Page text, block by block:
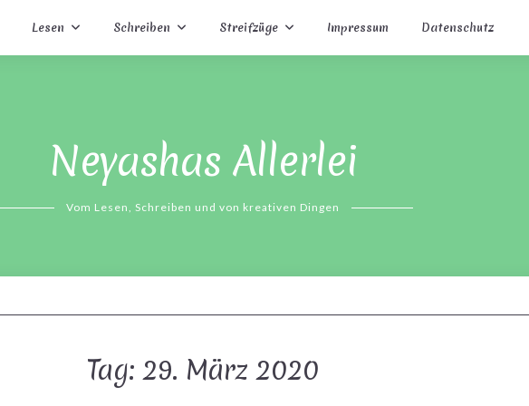
Neyashas Allerlei
Vom Lesen, Schreiben und von kreativen Dingen
Lesen Schreiben Streifzüge Impressum Datenschutz
Tag:29. März 2020